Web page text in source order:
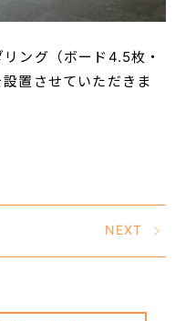
ング（ボード4.5枚・
置させていただきま
NEXT